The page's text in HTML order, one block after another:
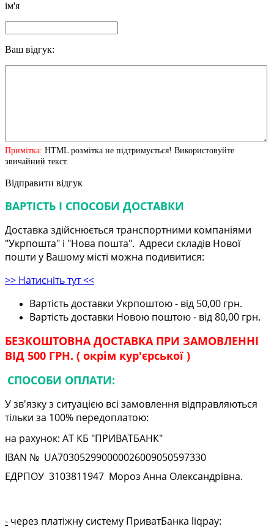
ім'я
Ваш відгук:
Примітка: HTML розмітка не підтримується! Використовуйте
звичайний текст.
Відправити відгук
ВАРТІСТЬ І СПОСОБИ ДОСТАВКИ
Доставка здійснюється транспортними компаніями
"Укрпошта" і "Нова пошта". Адреси складів Нової
пошти у Вашому місті можна подивитися:
>> Натисніть тут <<
Вартість доставки Укрпоштою - від 50,00 грн.
Вартість доставки Новою поштою - від 80,00 грн.
БЕЗКОШТОВНА ДОСТАВКА ПРИ ЗАМОВЛЕННІ
ВІД 500 ГРН. ( окрім кур'єрської )
СПОСОБИ ОПЛАТИ:
У зв'язку з ситуацією всі замовлення відправляються
тільки за 100% передоплатою:
на рахунок: АТ КБ "ПРИВАТБАНК"
IBAN № UA703052990000026009050597330
ЕДРПОУ 3103811947 Мороз Анна Олександрівна.
- через платіжну систему ПриватБанка liqpay: